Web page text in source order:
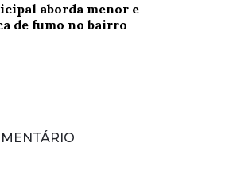
aborda menor e
de fumo no bairro